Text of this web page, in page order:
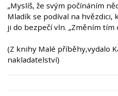
„Myslíš, že svým počínáním
Mladík se podíval na hvězdici,
ji do bezpečí vln. „Změním tím
(Z knihy Malé příběhy,vydalo
nakladatelství)